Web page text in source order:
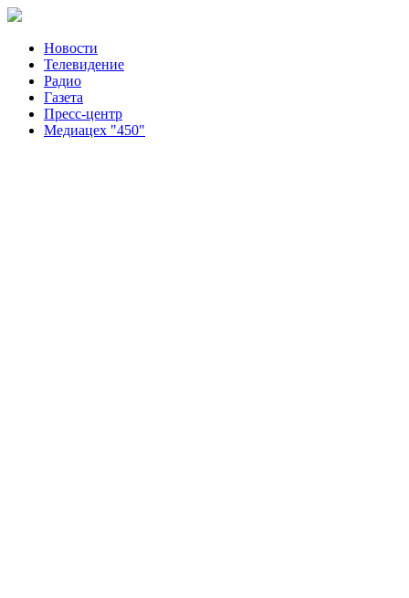
Новости
Телевидение
Радио
Газета
Пресс-центр
Медиацех "450"